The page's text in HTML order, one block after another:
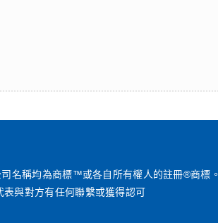
名稱均為商標™或各自所有權人的註冊®商標。
表與對方有任何聯繫或獲得認可